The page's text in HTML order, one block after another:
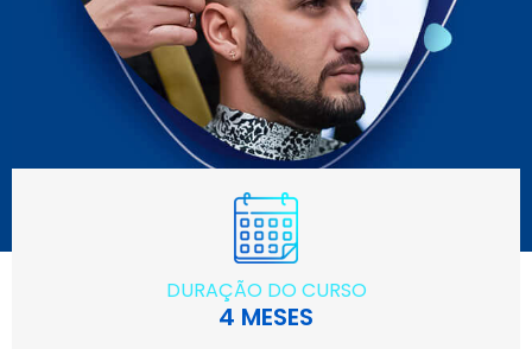
DURAÇÃO DO CURSO
4 MESES